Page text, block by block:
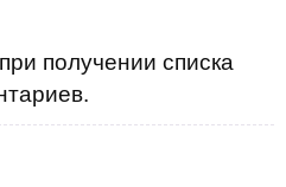
получении списка